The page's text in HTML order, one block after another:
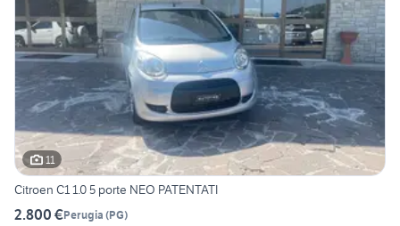
11
Citroen C1 1.0 5 porte NEO PATENTATI
2.800 €Perugia (PG)